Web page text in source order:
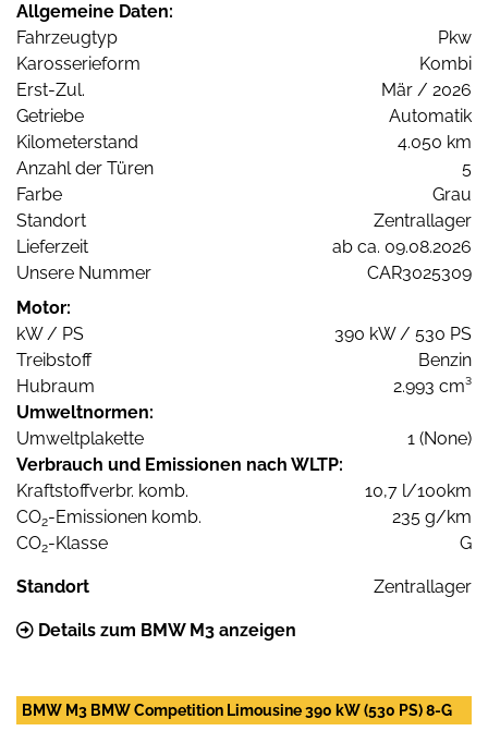
Allgemeine Daten:
Fahrzeugtyp
Pkw
Karosserieform
Kombi
Erst-Zul.
Mär / 2026
Getriebe
Automatik
Kilometerstand
4.050 km
Anzahl der Türen
5
Farbe
Grau
Standort
Zentrallager
Lieferzeit
ab ca. 09.08.2026
Unsere Nummer
CAR3025309
Motor:
kW / PS
390 kW / 530 PS
Treibstoff
Benzin
Hubraum
2.993 cm³
Umweltnormen:
Umweltplakette
1 (None)
Verbrauch und Emissionen nach WLTP:
Kraftstoffverbr. komb.
10,7 l/100km
CO2-Emissionen komb.
235 g/km
CO2-Klasse G
Standort Zentrallager
Details zum BMW M3 anzeigen
BMW M3 BMW Competition Limousine 390 kW (530 PS) 8-G